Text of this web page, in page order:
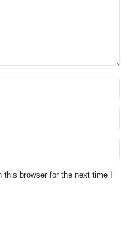
this browser for the next time I